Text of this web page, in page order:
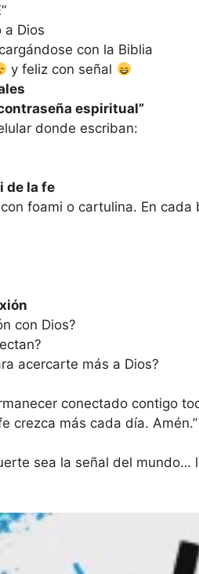
a Dios
con la Biblia
y feliz con señal
espiritual”
donde escriban:
de la fe
foami o cartulina. En cada
con Dios?
acercarte más a Dios?
conectado contigo
crezca más cada día. Amén.”
sea la señal del mundo…